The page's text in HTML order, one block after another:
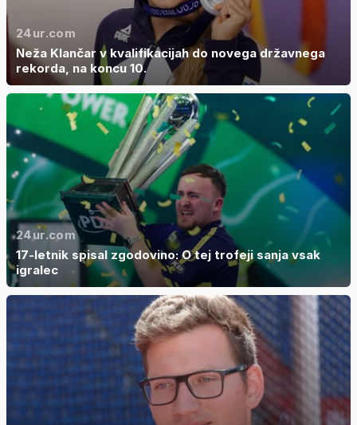
24ur.com
Neža Klančar v kvalifikacijah do novega državnega
rekorda, na koncu 10.
24ur.com
17-letnik spisal zgodovino: O tej trofeji sanja vsak
igralec